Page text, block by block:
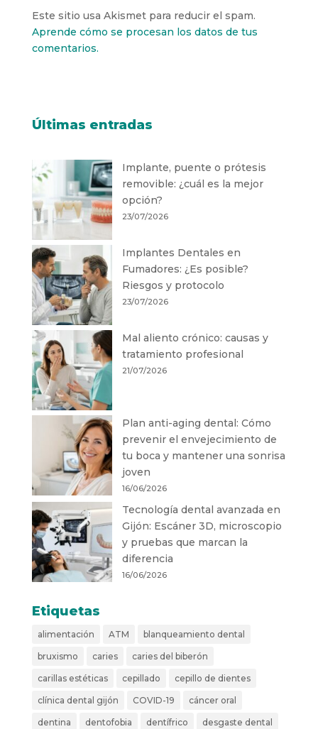
Este sitio usa Akismet para reducir el spam.
Aprende cómo se procesan los datos de tus
comentarios.
Últimas entradas
Implante, puente o prótesis
removible: ¿cuál es la mejor
opción?
23/07/2026
Implantes Dentales en
Fumadores: ¿Es posible?
Riesgos y protocolo
23/07/2026
Mal aliento crónico: causas y
tratamiento profesional
21/07/2026
Plan anti-aging dental: Cómo
prevenir el envejecimiento de
tu boca y mantener una sonrisa
joven
16/06/2026
Tecnología dental avanzada en
Gijón: Escáner 3D, microscopio
y pruebas que marcan la
diferencia
16/06/2026
Etiquetas
alimentación ATM blanqueamiento dental
bruxismo caries caries del biberón
carillas estéticas cepillado cepillo de dientes
clínica dental gijón COVID-19 cáncer oral
dentina dentofobia dentífrico desgaste dental